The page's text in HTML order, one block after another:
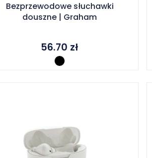
Bezprzewodowe słuchawki
douszne | Graham
56.70 zł